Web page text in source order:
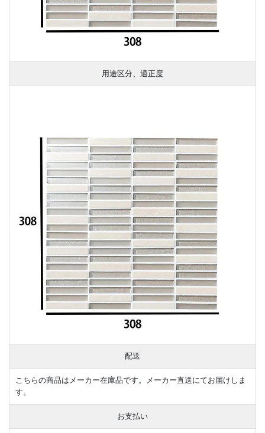
用途区分、適正度
配送
こちらの商品はメーカー在庫品です。メーカー直送にてお届けしま
す。
お支払い